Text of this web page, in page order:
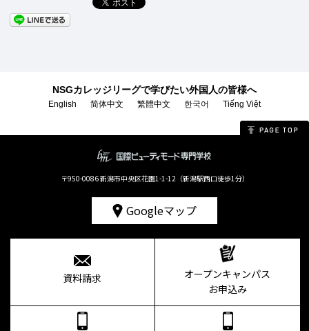
NSGカレッジリーグで学びたい外国人の皆様へ
English 简体中文 繁體中文 한국어 Tiếng Việt
〒950-0086 新潟市中央区花園1-1-12（新潟駅西口徒歩1分）
Googleマップ
資料請求
オープンキャンパス
お申込み